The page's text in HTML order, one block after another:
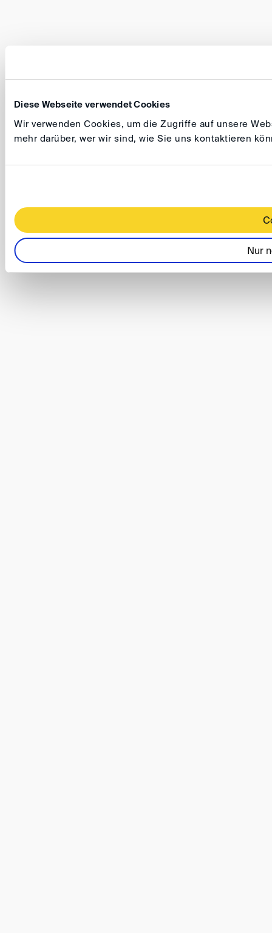
Diese Webseite verwendet Cookies
Wir verwenden Cookies, um die Zugriffe auf unsere
mehr darüber, wer wir sind, wie Sie uns kontaktieren
Nur